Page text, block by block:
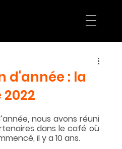
d'année : la
nous avons réuni
dans le café où
il y a 10 ans.